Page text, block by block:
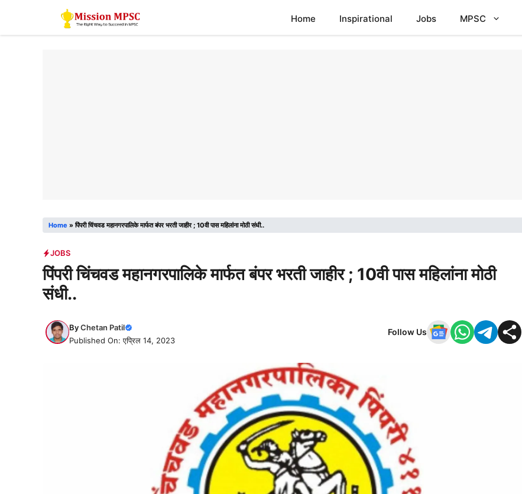
Home Inspirational Jobs MPSC
Home »पिंपरी चिंचवड महानगरपालिके मार्फत बंपर भरती जाहीर ; 10वी पास महिलांना मोठी संधी..
JOBS
पिंपरी चिंचवड महानगरपालिके मार्फत बंपर भरती जाहीर ; 10वी पास महिलांना मोठी
संधी..
ByChetan Patil
Published On: एप्रिल 14, 2023
Follow Us